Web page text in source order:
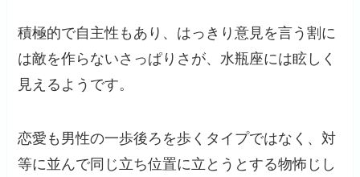
積極的で自主性もあり、はっきり意見を言う割に
は敵を作らないさっぱりさが、水瓶座には眩しく
見えるようです。
恋愛も男性の一歩後ろを歩くタイプではなく、対
等に並んで同じ立ち位置に立とうとする物怖じし